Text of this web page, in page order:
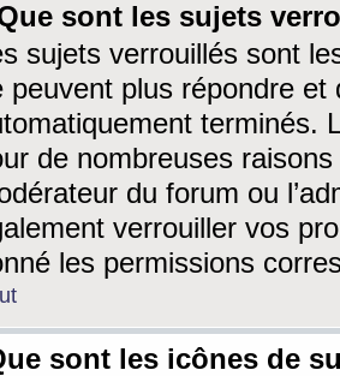
sont les sujets
sujets verrouillés sont
peuvent plus répondre
terminés.
de nombreuses
du forum ou
verrouiller vos
les permissions
sont les icônes de